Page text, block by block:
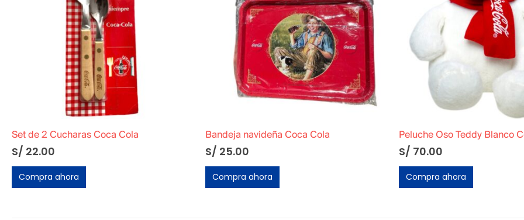
Set de 2 Cucharas Coca Cola
S/ 22.00
Compra ahora
Bandeja navideña Coca Cola
S/ 25.00
Compra ahora
S/ 70.00
Compra ahora